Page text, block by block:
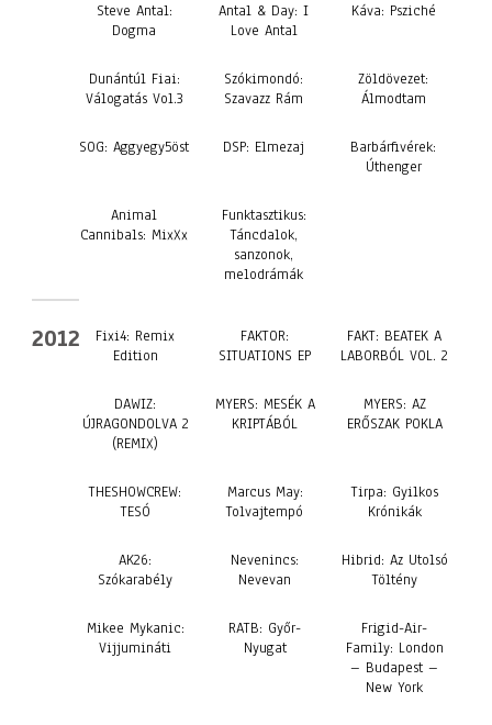
Steve Antal:
Dogma
Antal & Day: I
Love Antal
Káva: Psziché
Dunántúl Fiai:
Válogatás Vol.3
Szókimondó:
Szavazz Rám
Zöldövezet:
Álmodtam
SOG: Aggyegy5öst DSP: Elmezaj
Barbárfivérek:
Úthenger
Animal
Cannibals: MixXx
Funktasztikus:
Táncdalok,
sanzonok,
melodrámák
2012
Fixi4: Remix
Edition
FAKTOR:
SITUATIONS EP
FAKT: BEATEK A
LABORBÓL VOL. 2
DAWIZ:
ÚJRAGONDOLVA 2
(REMIX)
MYERS: MESÉK A
KRIPTÁBÓL
MYERS: AZ
ERŐSZAK POKLA
THESHOWCREW:
TESÓ
Marcus May:
Tolvajtempó
Tirpa: Gyilkos
Krónikák
AK26:
Szókarabély
Nevenincs:
Nevevan
Hibrid: Az Utolsó
Töltény
Mikee Mykanic:
Vijjumináti
RATB: Győr-
Nyugat
Frigid-Air-
Family: London
– Budapest –
New York